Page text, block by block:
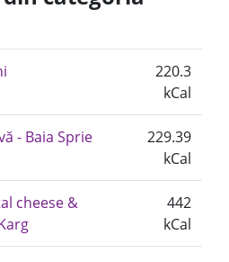
220.3
kCal
- Baia Sprie
229.39
kCal
cheese &
442
kCal